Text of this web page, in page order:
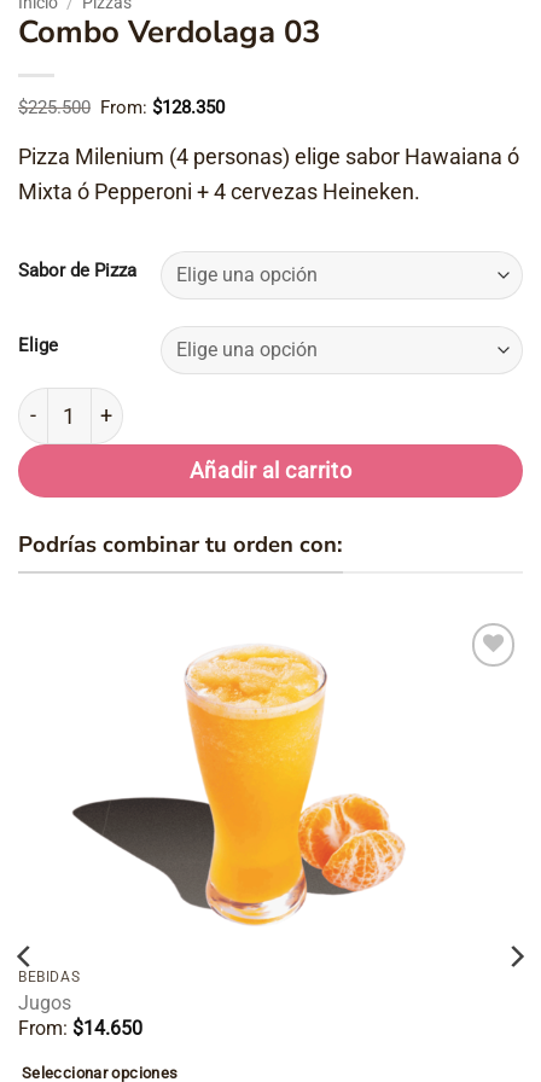
Combo Verdolaga 03
$225.500 From:$128.350
Pizza Milenium (4 personas) elige sabor Hawaiana ó
Mixta ó Pepperoni + 4 cervezas Heineken.
Sabor de Pizza
Elige
Combo Verdolaga 03 cantidad
Añadir al carrito
Podrías combinar tu orden con:
BEBIDAS
Jugos
From: $14.650
Seleccionar opciones